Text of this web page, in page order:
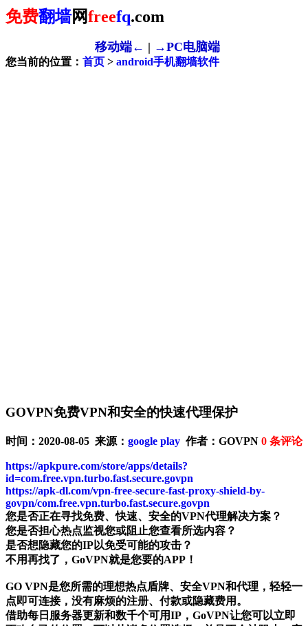
免费翻墙网freefq.com
移动端← | →PC电脑端
您当前的位置： 首页 > android手机翻墙软件
GOVPN免费VPN和安全的快速代理保护
时间：2020-08-05 来源： google play 作者：GOVPN 0 条评论
https://apkpure.com/store/apps/details?
id=com.free.vpn.turbo.fast.secure.govpn
https://apk-dl.com/vpn-free-secure-fast-proxy-shield-by-
govpn/com.free.vpn.turbo.fast.secure.govpn
您是否正在寻找免费、快速、安全的VPN代理解决方案？
您是否担心热点监视您或阻止您查看所选内容？
是否想隐藏您的IP以免受可能的攻击？
不用再找了，GoVPN就是您要的APP！
GO VPN是您所需的理想热点盾牌、安全VPN和代理，轻轻一
点即可连接，没有麻烦的注册、付款或隐藏费用。
借助每日服务器更新和数千个可用IP，GoVPN让您可以立即